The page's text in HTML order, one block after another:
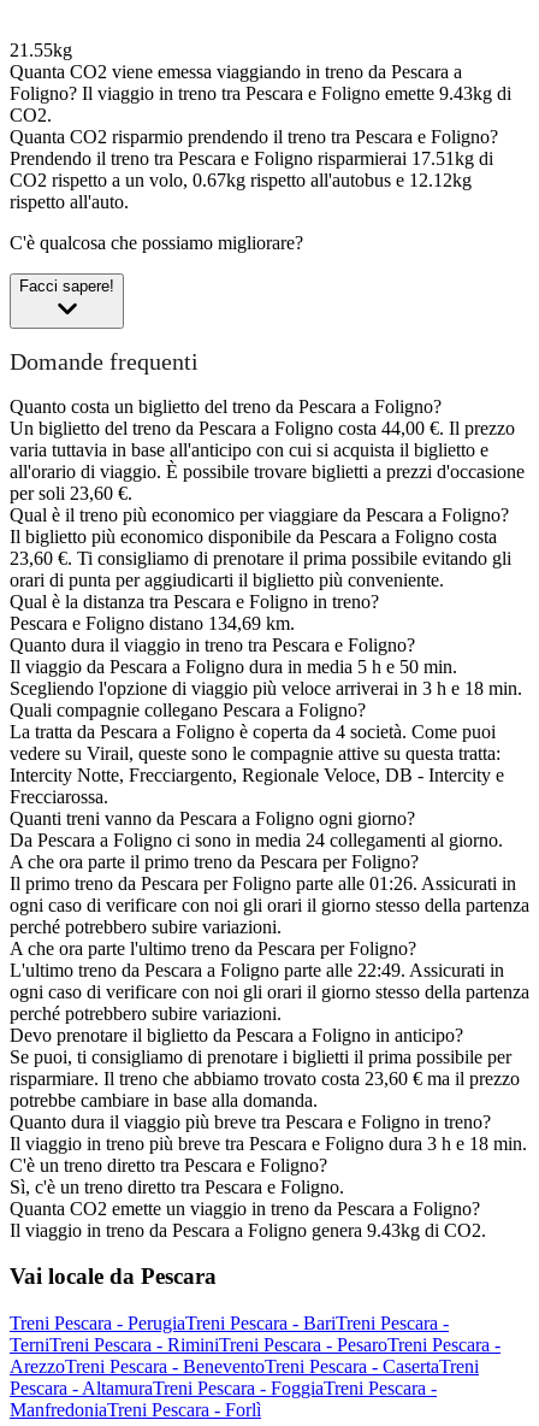
21.55kg
Quanta CO2 viene emessa viaggiando in treno da Pescara a
Foligno? Il viaggio in treno tra Pescara e Foligno emette 9.43kg di
CO2.
Quanta CO2 risparmio prendendo il treno tra Pescara e Foligno?
Prendendo il treno tra Pescara e Foligno risparmierai 17.51kg di
CO2 rispetto a un volo, 0.67kg rispetto all'autobus e 12.12kg
rispetto all'auto.
C'è qualcosa che possiamo migliorare?
Facci sapere!
Domande frequenti
Quanto costa un biglietto del treno da Pescara a Foligno?
Un biglietto del treno da Pescara a Foligno costa 44,00 €. Il prezzo
varia tuttavia in base all'anticipo con cui si acquista il biglietto e
all'orario di viaggio. È possibile trovare biglietti a prezzi d'occasione
per soli 23,60 €.
Qual è il treno più economico per viaggiare da Pescara a Foligno?
Il biglietto più economico disponibile da Pescara a Foligno costa
23,60 €. Ti consigliamo di prenotare il prima possibile evitando gli
orari di punta per aggiudicarti il biglietto più conveniente.
Qual è la distanza tra Pescara e Foligno in treno?
Pescara e Foligno distano 134,69 km.
Quanto dura il viaggio in treno tra Pescara e Foligno?
Il viaggio da Pescara a Foligno dura in media 5 h e 50 min.
Scegliendo l'opzione di viaggio più veloce arriverai in 3 h e 18 min.
Quali compagnie collegano Pescara a Foligno?
La tratta da Pescara a Foligno è coperta da 4 società. Come puoi
vedere su Virail, queste sono le compagnie attive su questa tratta:
Intercity Notte, Frecciargento, Regionale Veloce, DB - Intercity e
Frecciarossa.
Quanti treni vanno da Pescara a Foligno ogni giorno?
Da Pescara a Foligno ci sono in media 24 collegamenti al giorno.
A che ora parte il primo treno da Pescara per Foligno?
Il primo treno da Pescara per Foligno parte alle 01:26. Assicurati in
ogni caso di verificare con noi gli orari il giorno stesso della partenza
perché potrebbero subire variazioni.
A che ora parte l'ultimo treno da Pescara per Foligno?
L'ultimo treno da Pescara a Foligno parte alle 22:49. Assicurati in
ogni caso di verificare con noi gli orari il giorno stesso della partenza
perché potrebbero subire variazioni.
Devo prenotare il biglietto da Pescara a Foligno in anticipo?
Se puoi, ti consigliamo di prenotare i biglietti il prima possibile per
risparmiare. Il treno che abbiamo trovato costa 23,60 € ma il prezzo
potrebbe cambiare in base alla domanda.
Quanto dura il viaggio più breve tra Pescara e Foligno in treno?
Il viaggio in treno più breve tra Pescara e Foligno dura 3 h e 18 min.
C'è un treno diretto tra Pescara e Foligno?
Sì, c'è un treno diretto tra Pescara e Foligno.
Quanta CO2 emette un viaggio in treno da Pescara a Foligno?
Il viaggio in treno da Pescara a Foligno genera 9.43kg di CO2.
Vai locale da Pescara
Treni Pescara - PerugiaTreni Pescara - BariTreni Pescara -
TerniTreni Pescara - RiminiTreni Pescara - PesaroTreni Pescara -
ArezzoTreni Pescara - BeneventoTreni Pescara - CasertaTreni
Pescara - AltamuraTreni Pescara - FoggiaTreni Pescara -
ManfredoniaTreni Pescara - Forlì